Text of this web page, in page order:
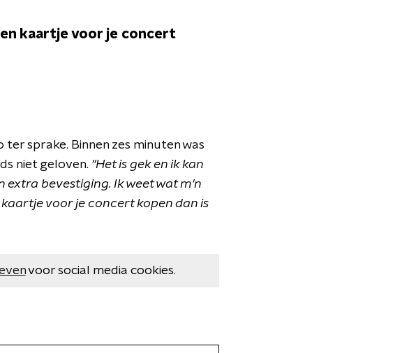
kaartje voor je concert
sprake. Binnen zes minuten was
niet geloven. "Het is gek en ik kan
extra bevestiging. Ik weet wat m'n
voor je concert kopen dan is
voor social media cookies.